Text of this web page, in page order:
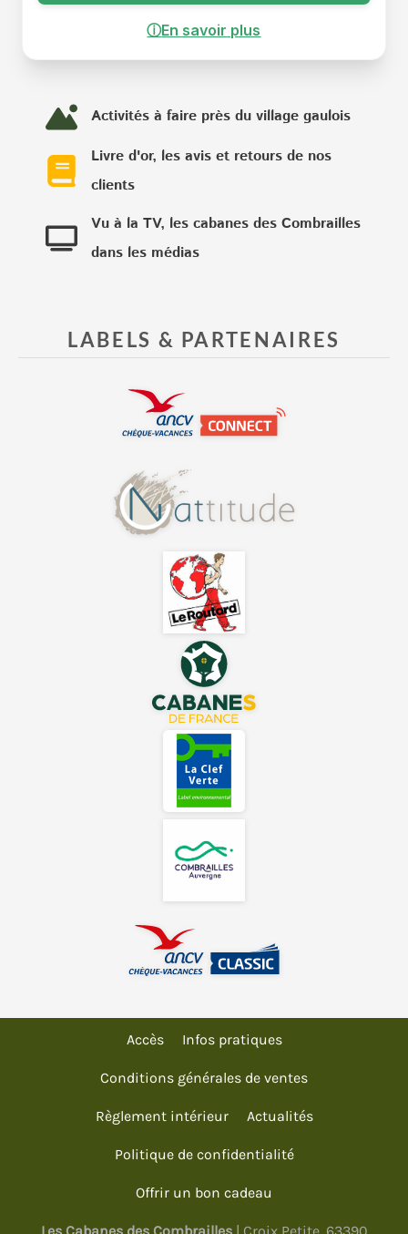
ⓘEn savoir plus
Activités à faire près du village gaulois
Livre d'or, les avis et retours de nos
clients
Vu à la TV, les cabanes des Combrailles
dans les médias
LABELS & PARTENAIRES
Accès Infos pratiques
Conditions générales de ventes
Règlement intérieur Actualités
Politique de confidentialité
Offrir un bon cadeau